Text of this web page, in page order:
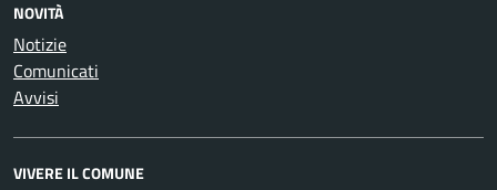
NOVITÀ
Notizie
Comunicati
Avvisi
VIVERE IL COMUNE